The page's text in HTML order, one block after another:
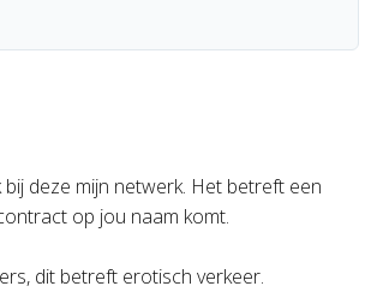
deze mijn netwerk. Het betreft een
op jou naam komt.
dit betreft erotisch verkeer.